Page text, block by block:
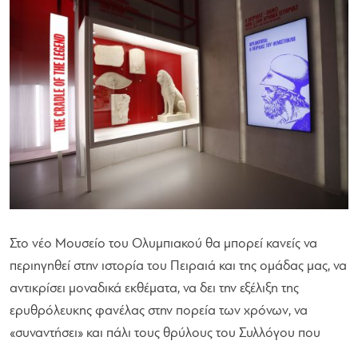
Στο νέο Μουσείο του Ολυμπιακού θα μπορεί κανείς να
περιηγηθεί στην ιστορία του Πειραιά και της ομάδας μας, να
αντικρίσει μοναδικά εκθέματα, να δει την εξέλιξη της
ερυθρόλευκης φανέλας στην πορεία των χρόνων, να
«συναντήσει» και πάλι τους θρύλους του Συλλόγου που